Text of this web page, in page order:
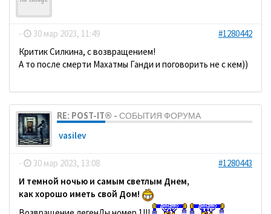
- 30 мар 2023, 11:49
#1280442
Критик Силкина, с возвращением!
А то после смерти Махатмы Ганди и поговорить не с кем))
RE: POST-IT® - СОБЫТИЯ ФОРУМА
vasilev
- 30 мар 2023, 13:08
#1280443
И темной ночью и самым светлым Днем,
как хорошо иметь свой Дом!